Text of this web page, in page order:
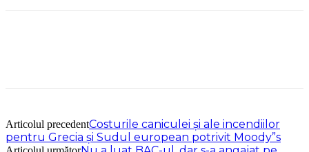
Articolul precedentCosturile caniculei şi ale incendiilor
pentru Grecia şi Sudul european potrivit Moody”s